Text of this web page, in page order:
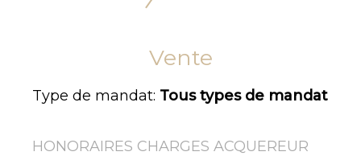
Vente
Type de mandat: Tous types de mandat
HONORAIRES CHARGES ACQUEREUR